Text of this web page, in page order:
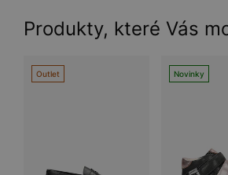
Produkty, které Vás
Outlet Novinky